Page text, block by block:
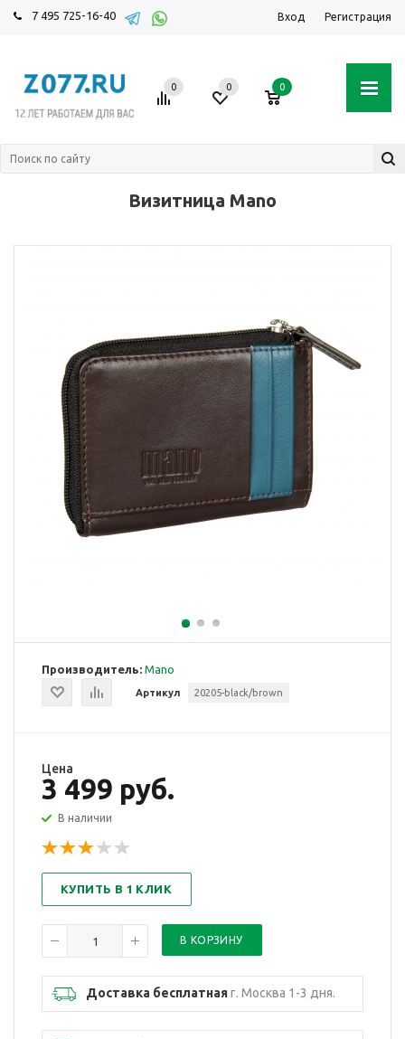
7 495 725-16-40 Вход Регистрация
0 0 0
Визитница Mano
Производитель: Mano
Артикул 20205-black/brown
Цена
3 499 руб.
В наличии
КУПИТЬ В 1 КЛИК
Доставка бесплатнаяг. Москва 1-3 дня.